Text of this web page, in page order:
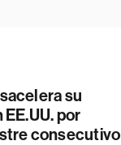
su
por
consecutivo